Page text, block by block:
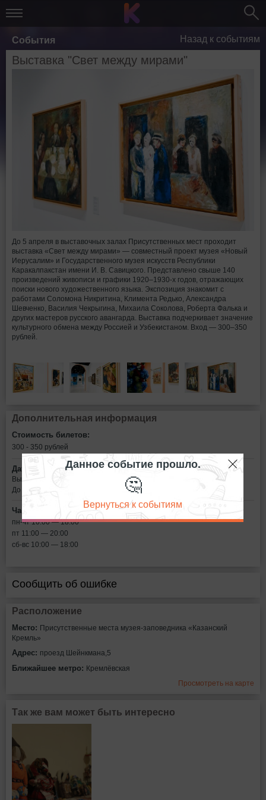
События Назад к событиям
Выставка "Свет между мирами"
До 5 апреля в выставочных залах Присутственных мест проходит
выставка «Свет между мирами» — совместный проект музея «Новый
Иерусалим» и Государственного музея искусств Республики
Каракалпакстан имени И. В. Савицкого. Представлено свыше 140
произведений живописи и графики 1920–1930-х годов, отражающих
поиски нового художественного языка. Экспозиция знакомит с
работами Соломона Никритина, Климента Редько, Александра
Шевченко, Василия Чекрыгина, Михаила Соколова, Роберта Фалька и
других мастеров русского авангарда. Выставка подчеркивает значение
культурного обмена между Россией и Узбекистаном. Вход — 300–350
рублей.
Дополнительная информация
Стоимость билетов:
300 - 350 рублей
Дата:
Выставка будет работать
До 5 апреля
Часы работы:
пн-чт 10:00 — 18:00
пт 11:00 — 20:00
сб-вс 10:00 — 18:00
Сообщить об ошибке
Расположение
Место: Присутственные места музея-заповедника «Казанский
Кремль»
Адрес: проезд Шейнкмана,5
Ближайшее метро: Кремлёвская
Просмотреть на карте
Так же вам может быть интересно
Данное событие прошло.
🤔
Вернуться к событиям